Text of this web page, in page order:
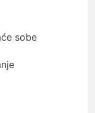
sobe